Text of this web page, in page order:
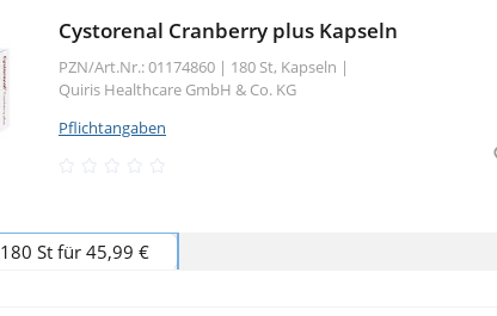
Cystorenal Cranberry plus Kapseln
PZN/Art.Nr.: 01174860 | 180 St, Kapseln |
Quiris Healthcare GmbH & Co. KG
Pflichtangaben
180 St für 45,99 €